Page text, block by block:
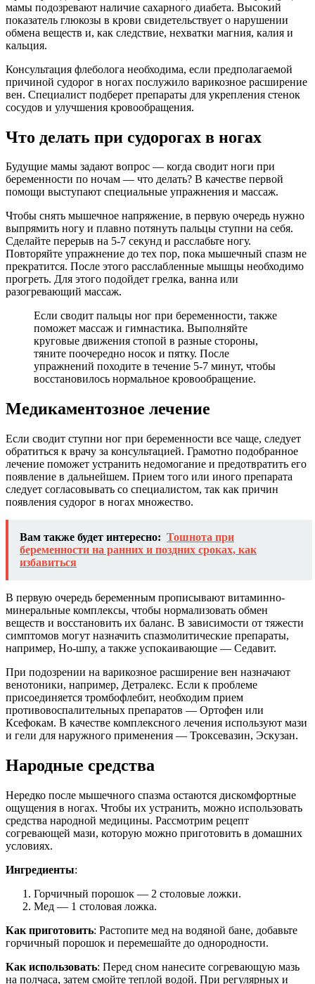
мамы подозревают наличие сахарного диабета. Высокий
показатель глюкозы в крови свидетельствует о нарушении
обмена веществ и, как следствие, нехватки магния, калия и
кальция.
Консультация флеболога необходима, если предполагаемой
причиной судорог в ногах послужило варикозное расширение
вен. Специалист подберет препараты для укрепления стенок
сосудов и улучшения кровообращения.
Что делать при судорогах в ногах
Будущие мамы задают вопрос — когда сводит ноги при
беременности по ночам — что делать? В качестве первой
помощи выступают специальные упражнения и массаж.
Чтобы снять мышечное напряжение, в первую очередь нужно
выпрямить ногу и плавно потянуть пальцы ступни на себя.
Сделайте перерыв на 5-7 секунд и расслабьте ногу.
Повторяйте упражнение до тех пор, пока мышечный спазм не
прекратится. После этого расслабленные мышцы необходимо
прогреть. Для этого подойдет грелка, ванна или
разогревающий массаж.
Если сводит пальцы ног при беременности, также
поможет массаж и гимнастика. Выполняйте
круговые движения стопой в разные стороны,
тяните поочередно носок и пятку. После
упражнений походите в течение 5-7 минут, чтобы
восстановилось нормальное кровообращение.
Медикаментозное лечение
Если сводит ступни ног при беременности все чаще, следует
обратиться к врачу за консультацией. Грамотно подобранное
лечение поможет устранить недомогание и предотвратить его
появление в дальнейшем. Прием того или иного препарата
следует согласовывать со специалистом, так как причин
появления судорог в ногах множество.
Вам также будет интересно: Тошнота при
беременности на ранних и поздних сроках, как
избавиться
В первую очередь беременным прописывают витаминно-
минеральные комплексы, чтобы нормализовать обмен
веществ и восстановить их баланс. В зависимости от тяжести
симптомов могут назначить спазмолитические препараты,
например, Но-шпу, а также успокаивающие — Седавит.
При подозрении на варикозное расширение вен назначают
венотоники, например, Детралекс. Если к проблеме
присоединяется тромбофлебит, необходим прием
противовоспалительных препаратов — Ортофен или
Ксефокам. В качестве комплексного лечения используют мази
и гели для наружного применения — Троксевазин, Эскузан.
Народные средства
Нередко после мышечного спазма остаются дискомфортные
ощущения в ногах. Чтобы их устранить, можно использовать
средства народной медицины. Рассмотрим рецепт
согревающей мази, которую можно приготовить в домашних
условиях.
Ингредиенты:
Горчичный порошок — 2 столовые ложки.
Мед — 1 столовая ложка.
Как приготовить: Растопите мед на водяной бане, добавьте
горчичный порошок и перемешайте до однородности.
Как использовать: Перед сном нанесите согревающую мазь
на полчаса, затем смойте теплой водой. При регулярных и